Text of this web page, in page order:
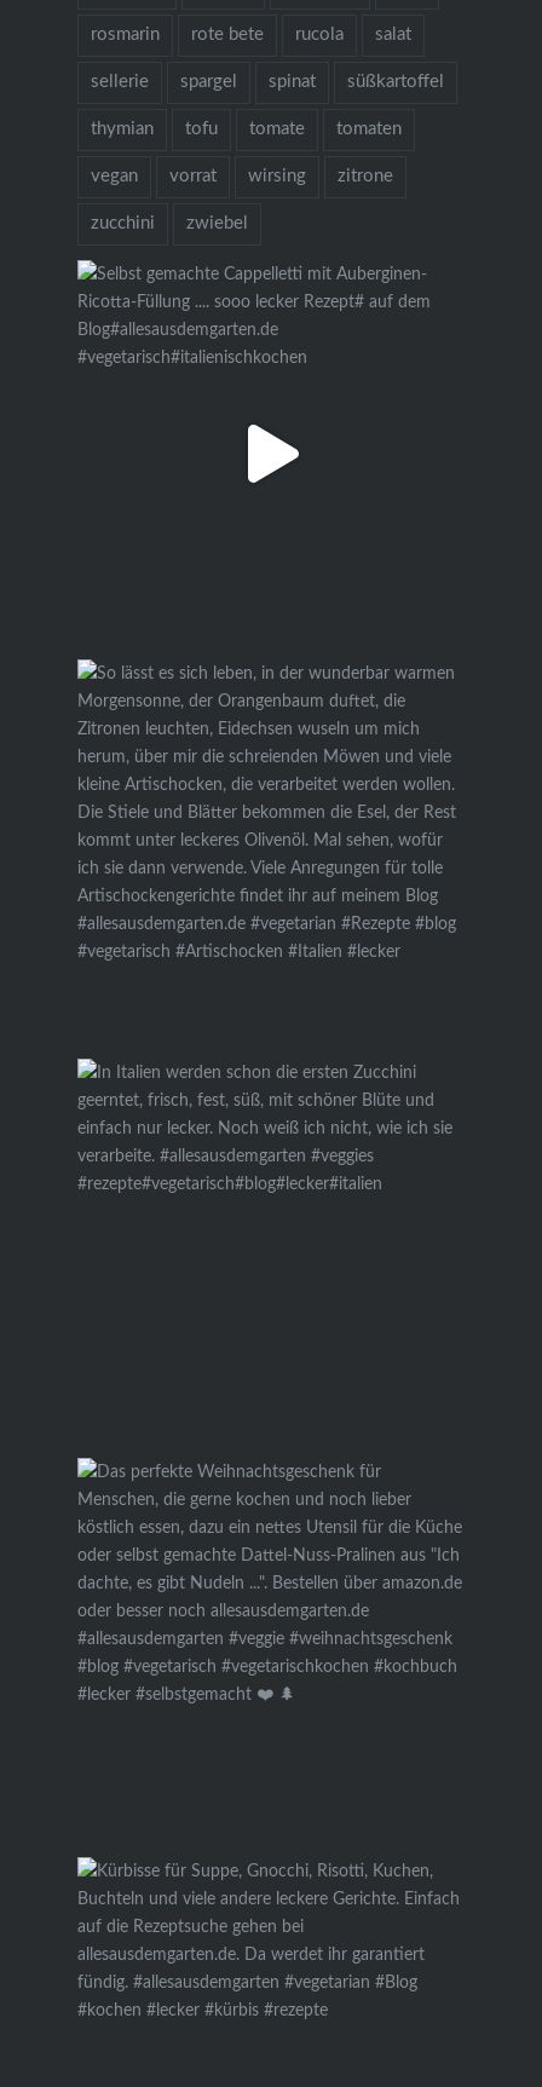
rosmarin rote bete rucola salat
sellerie spargel spinat süßkartoffel
thymian tofu tomate tomaten
vegan vorrat wirsing zitrone
zucchini zwiebel